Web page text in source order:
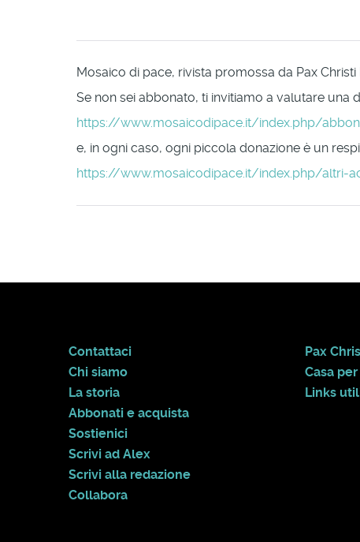
Mosaico di pace, rivista promossa da Pax
Se non sei abbonato, ti invitiamo a valutare una
https://www.mosaicodipace.it/index.php/
e, in ogni caso, ogni piccola donazione è un
https://www.mosaicodipace.it/index.php/altri-
Contattaci
Chi siamo
La storia
Abbonati e acquista
Sostienici
Scrivi ad Alex
Scrivi alla redazione
Collabora
Pax
Casa
Links